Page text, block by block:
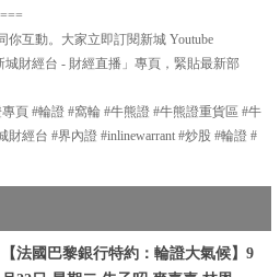
你互動。大家立即訂閱新城 Youtube
城財經台 - 財經直播」專頁，緊貼最新部
頁 #輪證 #窩輪 #牛熊證 #牛熊證重貨區 #牛
經台 #界內證 #inlinewarrant #炒股 #輪證 #
【法國巴黎銀行特約：輪證大氣候】9